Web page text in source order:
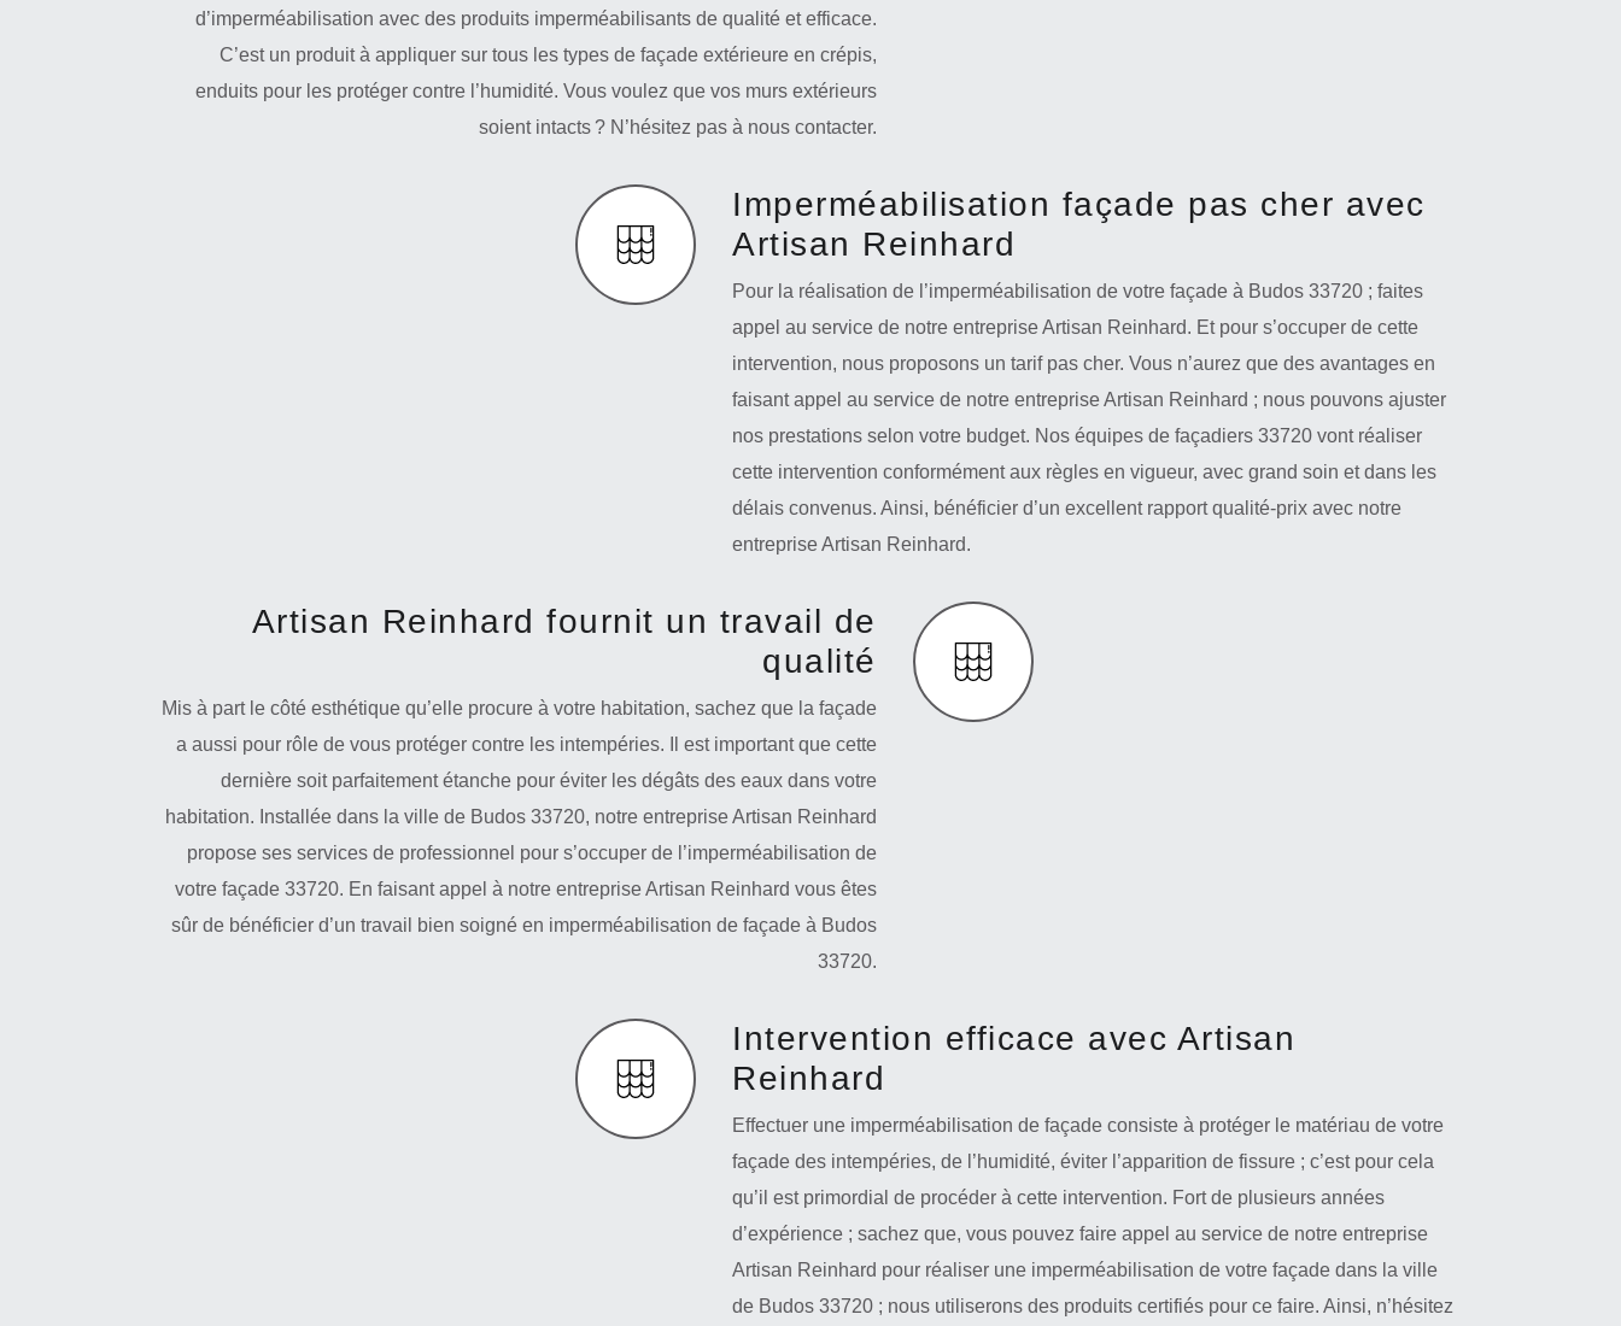
d’imperméabilisation avec des produits imperméabilisants de qualité et efficace.
C’est un produit à appliquer sur tous les types de façade extérieure en crépis,
enduits pour les protéger contre l’humidité. Vous voulez que vos murs extérieurs
soient intacts ? N’hésitez pas à nous contacter.
Imperméabilisation façade pas cher avec
Artisan Reinhard
Pour la réalisation de l’imperméabilisation de votre façade à Budos 33720 ; faites
appel au service de notre entreprise Artisan Reinhard. Et pour s’occuper de cette
intervention, nous proposons un tarif pas cher. Vous n’aurez que des avantages en
faisant appel au service de notre entreprise Artisan Reinhard ; nous pouvons ajuster
nos prestations selon votre budget. Nos équipes de façadiers 33720 vont réaliser
cette intervention conformément aux règles en vigueur, avec grand soin et dans les
délais convenus. Ainsi, bénéficier d’un excellent rapport qualité-prix avec notre
entreprise Artisan Reinhard.
Artisan Reinhard fournit un travail de
qualité
Mis à part le côté esthétique qu’elle procure à votre habitation, sachez que la façade
a aussi pour rôle de vous protéger contre les intempéries. Il est important que cette
dernière soit parfaitement étanche pour éviter les dégâts des eaux dans votre
habitation. Installée dans la ville de Budos 33720, notre entreprise Artisan Reinhard
propose ses services de professionnel pour s’occuper de l’imperméabilisation de
votre façade 33720. En faisant appel à notre entreprise Artisan Reinhard vous êtes
sûr de bénéficier d’un travail bien soigné en imperméabilisation de façade à Budos
33720.
Intervention efficace avec Artisan
Reinhard
Effectuer une imperméabilisation de façade consiste à protéger le matériau de votre
façade des intempéries, de l’humidité, éviter l’apparition de fissure ; c’est pour cela
qu’il est primordial de procéder à cette intervention. Fort de plusieurs années
d’expérience ; sachez que, vous pouvez faire appel au service de notre entreprise
Artisan Reinhard pour réaliser une imperméabilisation de votre façade dans la ville
de Budos 33720 ; nous utiliserons des produits certifiés pour ce faire. Ainsi, n’hésitez